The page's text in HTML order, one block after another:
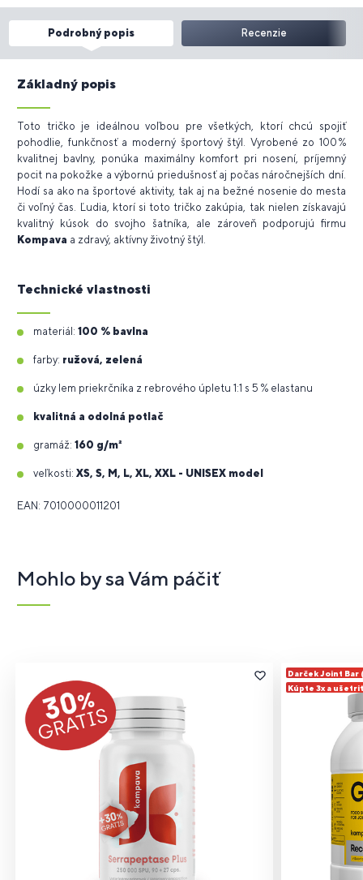
Podrobný popis Recenzie
Základný popis
Toto tričko je ideálnou voľbou pre všetkých, ktorí chcú spojiť
pohodlie, funkčnosť a moderný športový štýl. Vyrobené zo 100 %
kvalitnej bavlny, ponúka maximálny komfort pri nosení, príjemný
pocit na pokožke a výbornú priedušnosť aj počas náročnejších dní.
Hodí sa ako na športové aktivity, tak aj na bežné nosenie do mesta
či voľný čas. Ľudia, ktorí si toto tričko zakúpia, tak nielen získavajú
kvalitný kúsok do svojho šatníka, ale zároveň podporujú firmu
Kompava a zdravý, aktívny životný štýl.
Technické vlastnosti
materiál: 100 % bavlna
farby: ružová, zelená
úzky lem priekrčníka z rebrového úpletu 1:1 s 5 % elastanu
kvalitná a odolná potlač
gramáž: 160 g/m²
veľkosti: XS, S, M, L, XL, XXL - UNISEX model
EAN: 7010000011201
Mohlo by sa Vám páčiť
Darček Joint Bar
Kúpte 3x a